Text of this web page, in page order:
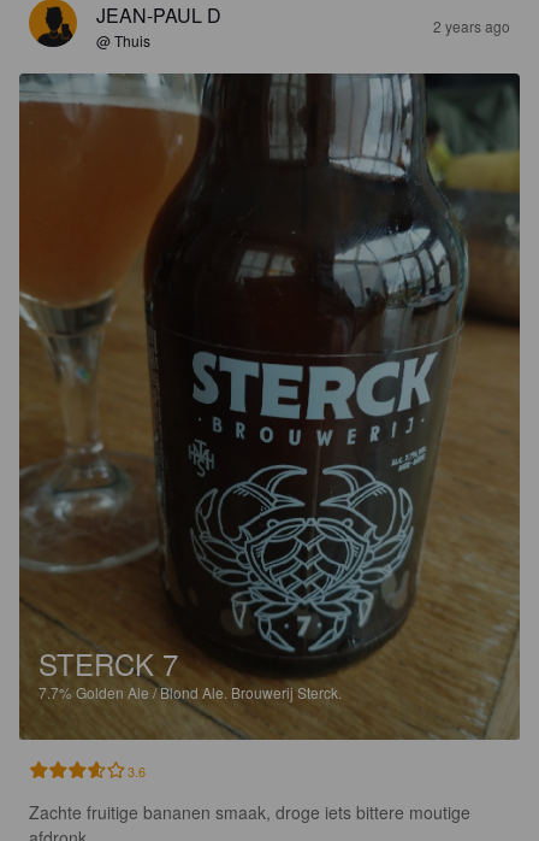
JEAN-PAUL D
@ Thuis
2 years ago
STERCK 7
7.7%Golden Ale / Blond Ale. Brouwerij Sterck.
3.6
Zachte fruitige bananen smaak, droge iets bittere moutige